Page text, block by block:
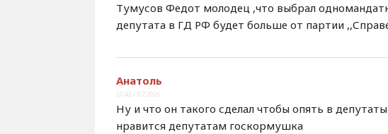
Тумусов Федот молодец ,что выбрал
депутата в ГД РФ будет больше от партии
Анатоль
20:42 / 5.7.2026
Ну и что он такого сделал чтобы опять в
нравится депутатам госкормушка